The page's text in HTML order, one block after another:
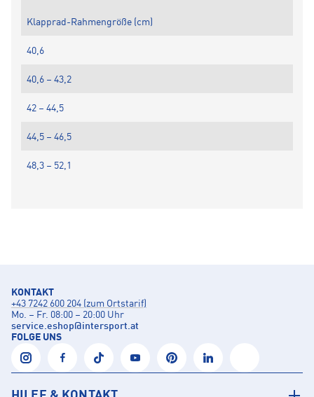
Klapprad-Rahmengröße (cm)
40,6
40,6 – 43,2
42 – 44,5
44,5 – 46,5
48,3 – 52,1
KONTAKT
+43 7242 600 204 (zum Ortstarif)
Mo. – Fr. 08:00 – 20:00 Uhr
service.eshop@intersport.at
FOLGE UNS